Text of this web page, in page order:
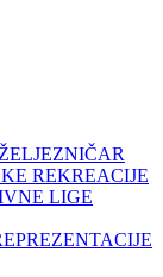
REKREACIJE
LIGE